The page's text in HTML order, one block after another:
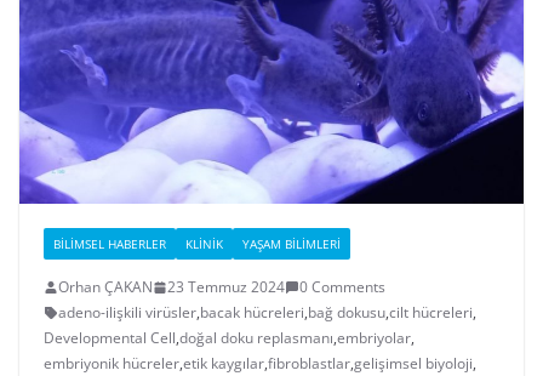
BILIMSEL HABERLER KLINIK YAŞAM BILIMLERI
Orhan ÇAKAN 23 Temmuz 2024
0 Comments
adeno-ilişkili virüsler,bacak hücreleri,bağ dokusu,cilt hücreleri,
Developmental Cell,doğal doku replasmanı,embriyolar,
embriyonik hücreler,etik kaygılar,fibroblastlar,gelişimsel biyoloji,